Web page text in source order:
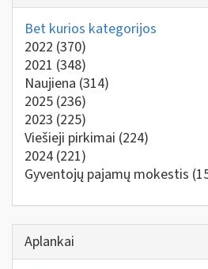
Bet kurios kategorijos
2022 (370)
2021 (348)
Naujiena (314)
2025 (236)
2023 (225)
Viešieji pirkimai (224)
2024 (221)
Gyventojų pajamų mokestis
Aplankai